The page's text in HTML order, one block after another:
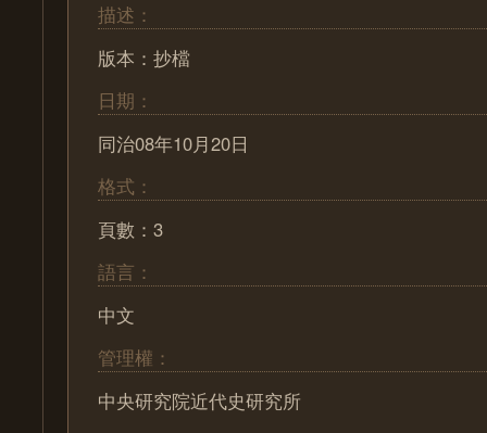
描述：
版本：抄檔
日期：
同治08年10月20日
格式：
頁數：3
語言：
中文
管理權：
中央研究院近代史研究所